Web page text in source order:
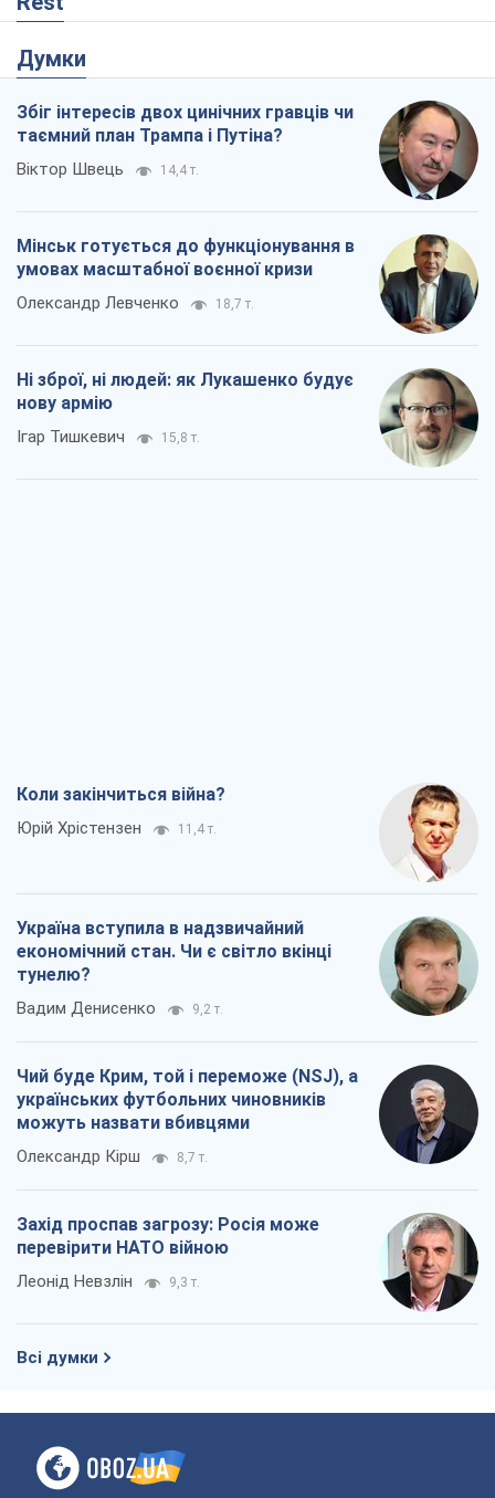
Думки
Збіг інтересів двох цинічних гравців чи
таємний план Трампа і Путіна?
Віктор Швець 14,4 т.
Мінськ готується до функціонування в
умовах масштабної воєнної кризи
Олександр Левченко 18,7 т.
Ні зброї, ні людей: як Лукашенко будує
нову армію
Ігар Тишкевич 15,8 т.
Коли закінчиться війна?
Юрій Хрістензен 11,4 т.
Україна вступила в надзвичайний
економічний стан. Чи є світло вкінці
тунелю?
Вадим Денисенко 9,2 т.
Чий буде Крим, той і переможе (NSJ), а
українських футбольних чиновників
можуть назвати вбивцями
Олександр Кірш 8,7 т.
Захід проспав загрозу: Росія може
перевірити НАТО війною
Леонід Невзлін 9,3 т.
Всі думки